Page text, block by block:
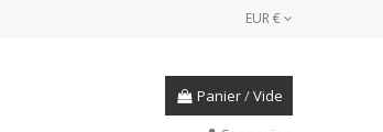
EUR €
Panier/Vide